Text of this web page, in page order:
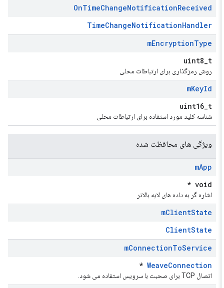
OnTimeChangeNotificationReceived
TimeChangeNotificationHandler
mEncryptionType
uint8_t
روش رمزگذاری برای ارتباطات محلی
mKeyId
uint16_t
شناسه کلید مورد استفاده برای ارتباطات محلی
ویژگی های محافظت شده
mApp
void *
اشاره گر به داده های لایه بالاتر
mClientState
ClientState
mConnectionToService
WeaveConnection
*
اتصال TCP برای صحبت با سرویس استفاده می شود.